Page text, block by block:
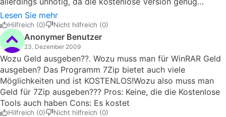
versehen.WinRAR ist leicht zu bedienen und meckert nie
rum.
kann.WinRAR ist ein sehr gutes Packerprogramm. Es kann
RAR-Dateien bzw. RAR-Archive problemlos entpacken.
Auch ARJ- und 7Z-Archive können entpackt werden.Man
kann auch Dateien mit WinRAR in RAR-Archive oder in ZIP-
komprimierte Ordner ablegen, um z.B. bei einem
Dateiupload Speicherplatz zu sparen.Man kann die Archive
bzw. komprimierten Ordner auch mit einem Passwort
versehen.WinRAR ist leicht zu bedienen und meckert nie
rum.
Lesen Sie mehr
Hilfreich (0) Nicht hilfreich (0)
Anonymer Benutzer
23. Dezember 2009
Wozu Geld ausgeben??. Wozu muss man für WinRAR Geld
ausgeben? Das Programm 7Zip bietet auch viele
Möglichkeiten und ist KOSTENLOS!Wozu also muss man
Geld für 7Zip ausgeben??? Pros: Keine, die die Kostenlose
Tools auch haben Cons: Es kostet
Hilfreich (0) Nicht hilfreich (0)